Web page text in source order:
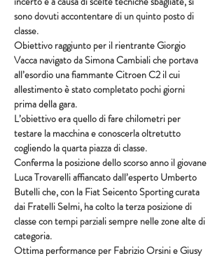
sono dovuti accontentare di un quinto posto di
classe.
Obiettivo raggiunto per il rientrante Giorgio
Vacca navigato da Simona Cambiali che portava
all’esordio una fiammante Citroen C2 il cui
allestimento è stato completato pochi giorni
prima della gara.
L’obiettivo era quello di fare chilometri per
testare la macchina e conoscerla oltretutto
cogliendo la quarta piazza di classe.
Conferma la posizione dello scorso anno il giovane
Luca Trovarelli affiancato dall’esperto Umberto
Butelli che, con la Fiat Seicento Sporting curata
dai Fratelli Selmi, ha colto la terza posizione di
classe con tempi parziali sempre nelle zone alte di
categoria.
Ottima performance per Fabrizio Orsini e Giusy